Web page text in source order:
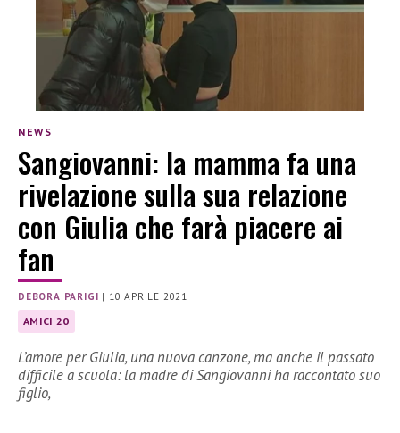
NEWS
Sangiovanni: la mamma fa una
rivelazione sulla sua relazione
con Giulia che farà piacere ai
fan
DEBORA PARIGI | 10 APRILE 2021
AMICI 20
L’amore per Giulia, una nuova canzone, ma anche il passato
difficile a scuola: la madre di Sangiovanni ha raccontato suo
figlio,